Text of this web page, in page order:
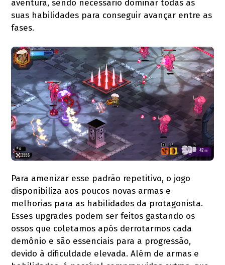
aventura, sendo necessário dominar todas as
suas habilidades para conseguir avançar entre as
fases.
Para amenizar esse padrão repetitivo, o jogo
disponibiliza aos poucos novas armas e
melhorias para as habilidades da protagonista.
Esses upgrades podem ser feitos gastando os
ossos que coletamos após derrotarmos cada
demônio e são essenciais para a progressão,
devido à dificuldade elevada. Além de armas e